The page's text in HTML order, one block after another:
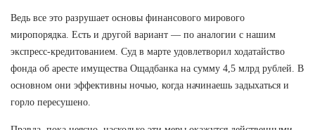
Ведь все это разрушает основы финансового мирового
миропорядка. Есть и другой вариант — по аналогии с нашим
экспресс-кредитованием. Суд в марте удовлетворил ходатайство
фонда об аресте имущества Ощадбанка на сумму 4,5 млрд рублей. В
основном они эффективны ночью, когда начинаешь задыхаться и
горло пересушено.